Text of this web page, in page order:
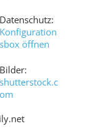
Datenschutz:
Konfiguration
sbox öffnen
Bilder:
shutterstock.c
om